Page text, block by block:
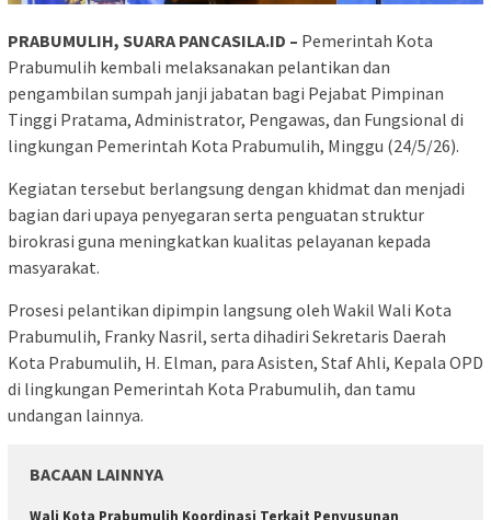
PRABUMULIH, SUARA PANCASILA.ID – Pemerintah Kota
Prabumulih kembali melaksanakan pelantikan dan
pengambilan sumpah janji jabatan bagi Pejabat Pimpinan
Tinggi Pratama, Administrator, Pengawas, dan Fungsional di
lingkungan Pemerintah Kota Prabumulih, Minggu (24/5/26).
Kegiatan tersebut berlangsung dengan khidmat dan menjadi
bagian dari upaya penyegaran serta penguatan struktur
birokrasi guna meningkatkan kualitas pelayanan kepada
masyarakat.
Prosesi pelantikan dipimpin langsung oleh Wakil Wali Kota
Prabumulih, Franky Nasril, serta dihadiri Sekretaris Daerah
Kota Prabumulih, H. Elman, para Asisten, Staf Ahli, Kepala OPD
di lingkungan Pemerintah Kota Prabumulih, dan tamu
undangan lainnya.
BACAAN LAINNYA
Wali Kota Prabumulih Koordinasi Terkait Penyusunan